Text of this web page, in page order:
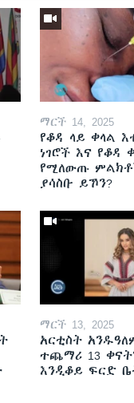
ማርች 14, 2025
የቆዳ ላይ ቀላል
ነገሮች እና የቆዳ
የሚለውጡ
ያሳስቡ ይኾን?
ማርች 13, 2025
አርቲስት
ተጨማሪ 13
እንዲቆይ ፍርድ